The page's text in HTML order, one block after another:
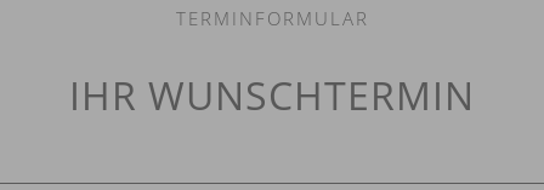
TERMINFORMULAR
IHR WUNSCHTERMIN